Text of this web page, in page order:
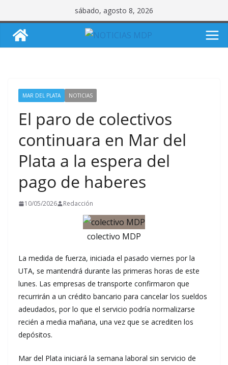
al
contenido
sábado, agosto 8, 2026
MAR DEL PLATA NOTICIAS
El paro de colectivos
continuara en Mar del
Plata a la espera del
pago de haberes
10/05/2026 Redacción
colectivo MDP
La medida de fuerza, iniciada el pasado viernes por la
UTA, se mantendrá durante las primeras horas de este
lunes. Las empresas de transporte confirmaron que
recurrirán a un crédito bancario para cancelar los sueldos
adeudados, por lo que el servicio podría normalizarse
recién a media mañana, una vez que se acrediten los
depósitos.
Mar del Plata iniciará la semana laboral sin servicio de